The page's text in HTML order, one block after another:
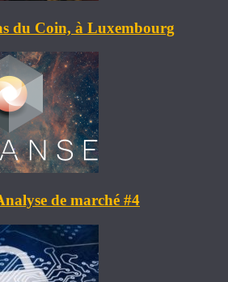
du Coin, à Luxembourg
de marché #4